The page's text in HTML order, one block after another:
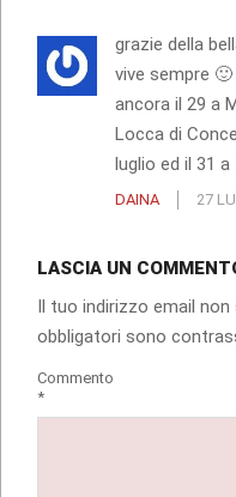
grazie della
vive sempre
ancora il 29 a
Locca di
luglio ed il 31
DAINA 27
LASCIA UN
Il tuo indirizzo email
obbligatori sono
Commento
*